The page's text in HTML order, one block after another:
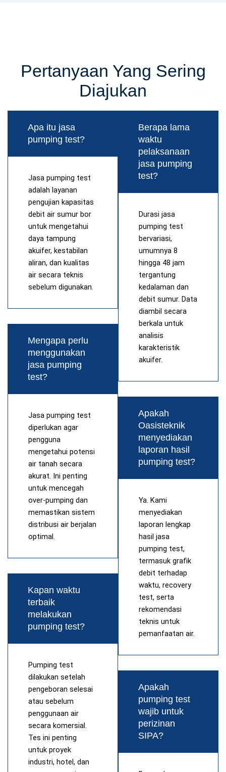
Pertanyaan Yang Sering
Diajukan
Apa itu jasa
pumping test?
Jasa pumping test
adalah layanan
pengujian kapasitas
debit air sumur bor
untuk mengetahui
daya tampung
akuifer, kestabilan
aliran, dan kualitas
air secara teknis
sebelum digunakan.
Mengapa perlu
menggunakan
jasa pumping
test?
Jasa pumping test
diperlukan agar
pengguna
mengetahui potensi
air tanah secara
akurat. Ini penting
untuk mencegah
over-pumping dan
memastikan sistem
distribusi air berjalan
optimal.
Kapan waktu
terbaik
melakukan
pumping test?
Pumping test
dilakukan setelah
pengeboran selesai
atau sebelum
penggunaan air
secara komersial.
Tes ini penting
untuk proyek
industri, hotel, dan
Berapa lama
waktu
pelaksanaan
jasa pumping
test?
Durasi jasa
pumping test
bervariasi,
umumnya 8
hingga 48 jam
tergantung
kedalaman dan
debit sumur. Data
diambil secara
berkala untuk
analisis
karakteristik
akuifer.
Apakah
Oasisteknik
menyediakan
laporan hasil
pumping test?
Ya. Kami
menyediakan
laporan lengkap
hasil jasa
pumping test,
termasuk grafik
debit terhadap
waktu, recovery
test, serta
rekomendasi
teknis untuk
pemanfaatan air.
Apakah
pumping test
wajib untuk
perizinan
SIPA?